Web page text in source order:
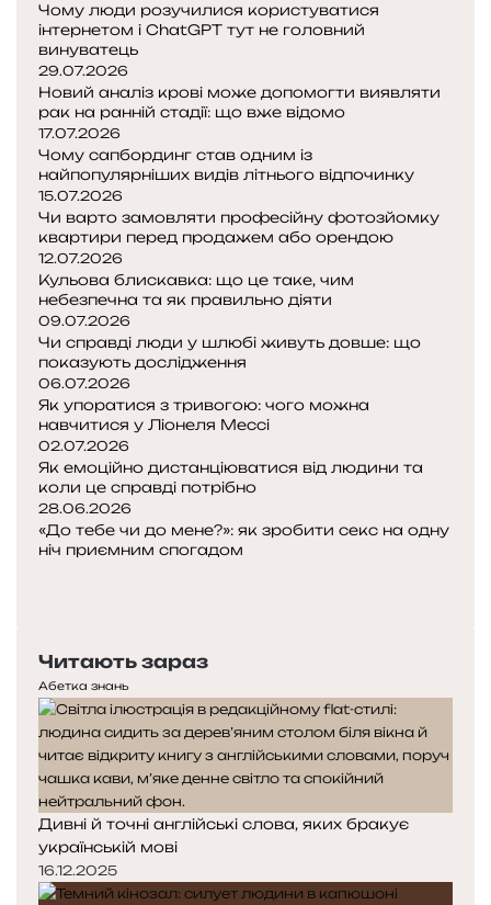
Чому люди розучилися користуватися
інтернетом і ChatGPT тут не головний
винуватець
29.07.2026
Новий аналіз крові може допомогти виявляти
рак на ранній стадії: що вже відомо
17.07.2026
Чому сапбординг став одним із
найпопулярніших видів літнього відпочинку
15.07.2026
Чи варто замовляти професійну фотозйомку
квартири перед продажем або орендою
12.07.2026
Кульова блискавка: що це таке, чим
небезпечна та як правильно діяти
09.07.2026
Чи справді люди у шлюбі живуть довше: що
показують дослідження
06.07.2026
Як упоратися з тривогою: чого можна
навчитися у Ліонеля Мессі
02.07.2026
Як емоційно дистанціюватися від людини та
коли це справді потрібно
28.06.2026
«До тебе чи до мене?»: як зробити секс на одну
ніч приємним спогадом
Читають зараз
Абетка знань
Дивні й точні англійські слова, яких бракує
українській мові
16.12.2025